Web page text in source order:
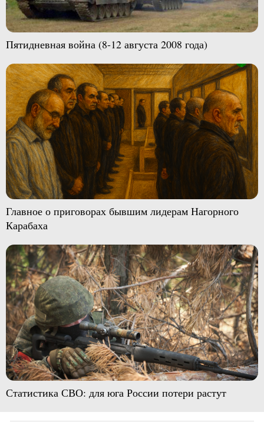
Пятидневная война (8-12 августа 2008 года)
Главное о приговорах бывшим лидерам Нагорного
Карабаха
Статистика СВО: для юга России потери растут